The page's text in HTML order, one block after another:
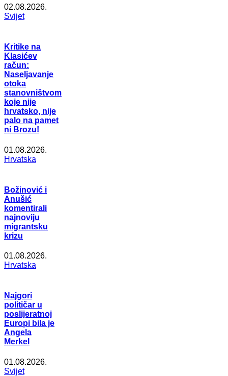
02.08.2026.
Svijet
Kritike na
Klasićev
račun:
Naseljavanje
otoka
stanovništvom
koje nije
hrvatsko, nije
palo na pamet
ni Brozu!
01.08.2026.
Hrvatska
Božinović i
Anušić
komentirali
najnoviju
migrantsku
krizu
01.08.2026.
Hrvatska
Najgori
političar u
poslijeratnoj
Europi bila je
Angela
Merkel
01.08.2026.
Svijet